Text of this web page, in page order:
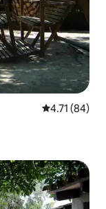
คะแนนเฉลี่ย
4.71 (84)